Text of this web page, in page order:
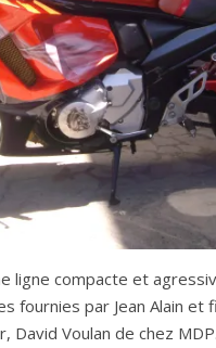
ligne compacte et
fournies par Jean Alain et
David Voulan de chez